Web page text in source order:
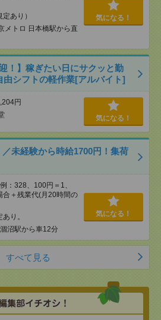
あり）
トロ 日本橋駅から直
気になる！
！】稼ぎたい日にサクッと勤
由シフトの軽作業[アルバイト]
円
気になる！
未経験から時給1700円！集荷
：328、100円＝1、
＋残業代(月20時間の
り。
涸沼駅から車12分
気になる！
すべて見る